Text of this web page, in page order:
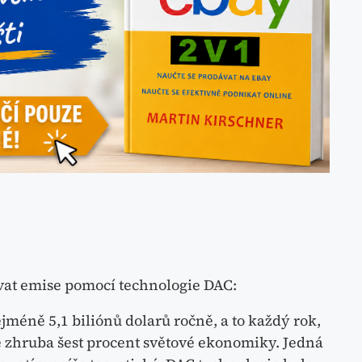
emise pomocí technologie DAC:
5,1 biliónů dolarů ročně, a to každý rok,
šest procent světové ekonomiky. Jedná